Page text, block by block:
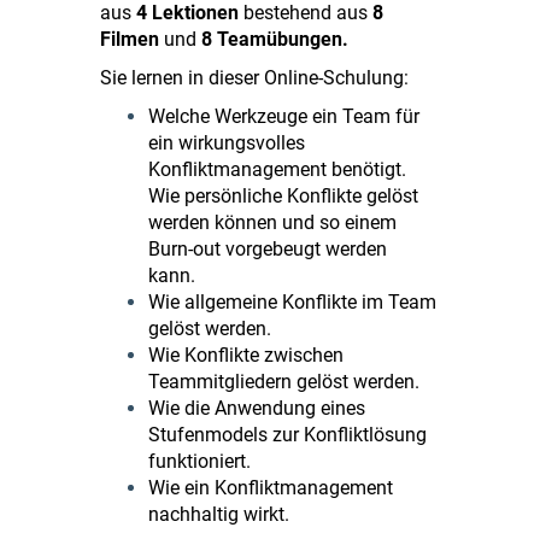
aus 4 Lektionen bestehend aus 8
Filmen und 8 Teamübungen.
Sie lernen in dieser Online-Schulung:
Welche Werkzeuge ein Team für
ein wirkungsvolles
Konfliktmanagement benötigt.
Wie persönliche Konflikte gelöst
werden können und so einem
Burn-out vorgebeugt werden
kann.
Wie allgemeine Konflikte im Team
gelöst werden.
Wie Konflikte zwischen
Teammitgliedern gelöst werden.
Wie die Anwendung eines
Stufenmodels zur Konfliktlösung
funktioniert.
Wie ein Konfliktmanagement
nachhaltig wirkt.